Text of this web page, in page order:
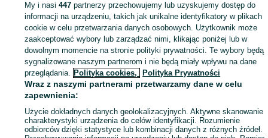
KATEGORIA
ID:649237740 Wyświetlenia:
Zadzwoń / SMS Wyślij wiadomość
My i nasi447 partnerzy przechowujemy lub uzyskujemy dostęp do
informacji na urządzeniu, takich jak unikalne identyfikatory w plikach
cookie w celu przetwarzania danych osobowych. Użytkownik może
zaakceptować wybory lub zarządzać nimi, klikając poniżej lub w
dowolnym momencie na stronie polityki prywatności. Te wybory będą
sygnalizowane naszym partnerom i nie będą miały wpływu na dane
przeglądania. Polityka cookies, Polityka Prywatności
Wraz z naszymi partnerami przetwarzamy dane w celu
zapewnienia:
Użycie dokładnych danych geolokalizacyjnych. Aktywne skanowanie
charakterystyki urządzenia do celów identyfikacji. Rozumienie
odbiorców dzięki statystyce lub kombinacji danych z różnych źródeł.